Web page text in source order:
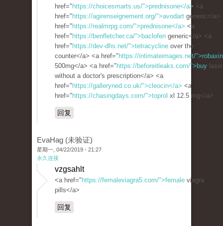
href=" https://choicesmarts.us/">prednisone</a> <a
href=" https://agirenseignement.org/">avodart generic</a>
href=" https://realmrpg.com/">prednisone</a> <a
href=" https://benfletcher.ca/">baclofen generic</a> <a
href=" https://dev-dhs.net/">tetracycline over the
counter</a> <a href=" https://intimateimages.net/">robaxin
500mg</a> <a href=" https://beforeitleaks.com/">buy lasix
without a doctor's prescription</a> <a
href=" https://galleryned.co.uk/">cleocin</a> <a
href=" https://chasingdays.com/">toprol xl 12.5 mg</a>
回复
EvaHag (未验证)
星期一, 04/22/2019 - 21:27
永久连接
vzgsahlt
<a href=" https://femaleviagra5.com/">female viagra
pills</a>
回复